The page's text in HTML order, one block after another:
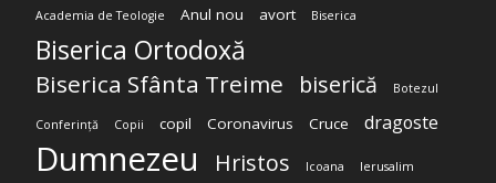
Academia de Teologie Anul nou avort Biserica
Biserica Ortodoxă
Biserica Sfânta Treime biserică Botezul
Conferință Copii copil Coronavirus Cruce dragoste
Dumnezeu Hristos Icoana Ierusalim